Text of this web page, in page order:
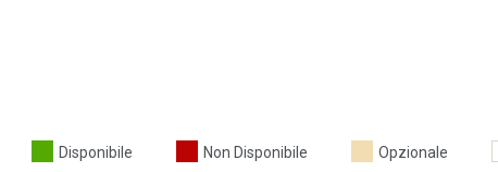
Disponibile Non Disponibile Opzionale